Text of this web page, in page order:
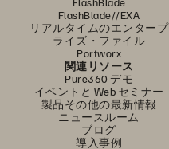
FlashBlade//EXA
リアルタイムのエンタープ
ライズ・ファイル
Portworx
関連リソース
Pure360 デモ
イベントと Web セミナー
製品その他の最新情報
ニュースルーム
ブログ
導入事例